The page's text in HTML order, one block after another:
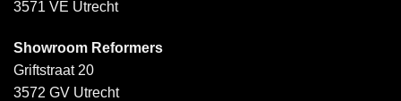
3571 VE Utrecht
Showroom Reformers
Griftstraat 20
3572 GV Utrecht